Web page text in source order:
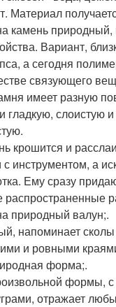
Материал
камень
Вариант,
а сегодня
связующего
имеет разную
гладкую, слоистую и
крошится и
инструментом, а
Ему сразу
природный валун;.
напоминает сколы
и ровными
форма;.
формы,
отражает